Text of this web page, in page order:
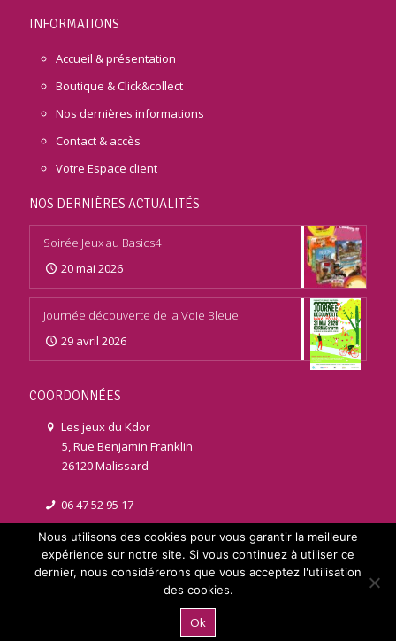
INFORMATIONS
Accueil & présentation
Boutique & Click&collect
Nos dernières informations
Contact & accès
Votre Espace client
NOS DERNIÈRES ACTUALITÉS
Soirée Jeux au Basics4
20 mai 2026
Journée découverte de la Voie Bleue
29 avril 2026
COORDONNÉES
Les jeux du Kdor
5, Rue Benjamin Franklin
26120 Malissard
06 47 52 95 17
contact@jeuxdukdor.fr
© 2021 jeuxdukdor.fr | Réalisé par
Nous utilisons des cookies pour vous garantir la meilleure
expérience sur notre site. Si vous continuez à utiliser ce
dernier, nous considérerons que vous acceptez l'utilisation
des cookies.
Ok